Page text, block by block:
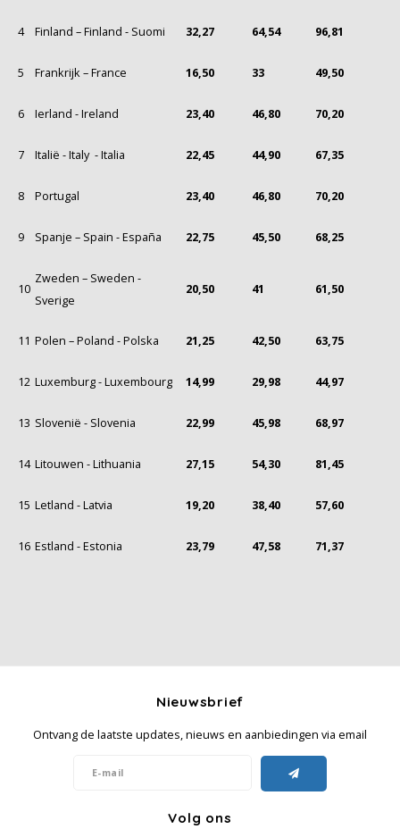
4 Finland – Finland - Suomi 32,27 64,54 96,81
5 Frankrijk – France 16,50 33 49,50
6 Ierland - Ireland 23,40 46,80 70,20
7 Italië - Italy - Italia 22,45 44,90 67,35
8 Portugal 23,40 46,80 70,20
9 Spanje – Spain - España 22,75 45,50 68,25
10
Zweden – Sweden -
Sverige
20,50 41 61,50
11 Polen – Poland - Polska 21,25 42,50 63,75
12 Luxemburg - Luxembourg 14,99 29,98 44,97
13 Slovenië - Slovenia 22,99 45,98 68,97
14 Litouwen - Lithuania 27,15 54,30 81,45
15 Letland - Latvia 19,20 38,40 57,60
16 Estland - Estonia 23,79 47,58 71,37
Nieuwsbrief
Ontvang de laatste updates, nieuws en aanbiedingen via email
Volg ons